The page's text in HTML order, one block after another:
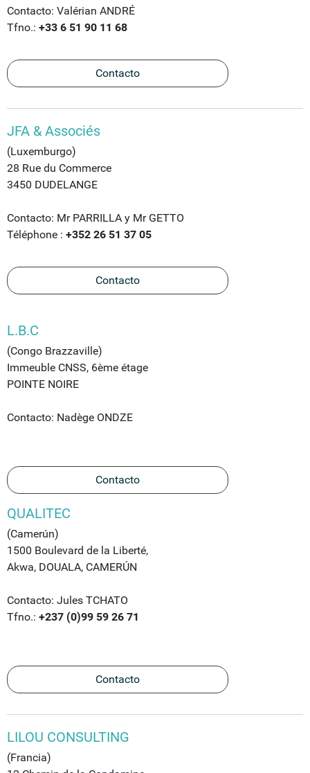
Contacto: Valérian ANDRÉ
Tfno.: +33 6 51 90 11 68
Contacto
JFA & Associés
(Luxemburgo)
28 Rue du Commerce
3450 DUDELANGE
Contacto: Mr PARRILLA y Mr GETTO
Téléphone : +352 26 51 37 05
Contacto
L.B.C
(Congo Brazzaville)
Immeuble CNSS, 6ème étage
POINTE NOIRE
Contacto: Nadège ONDZE
Contacto
QUALITEC
(Camerún)
1500 Boulevard de la Liberté,
Akwa, DOUALA, CAMERÚN
Contacto: Jules TCHATO
Tfno.: +237 (0)99 59 26 71
Contacto
LILOU CONSULTING
(Francia)